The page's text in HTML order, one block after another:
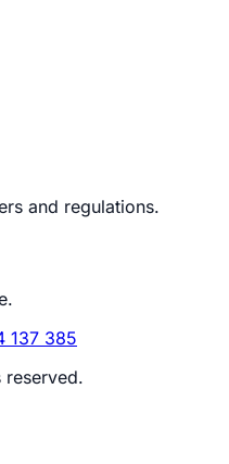
and regulations.
137 385
reserved.